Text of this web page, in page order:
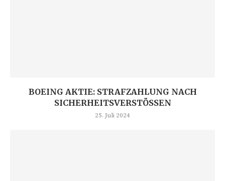
BOEING AKTIE: STRAFZAHLUNG NACH
SICHERHEITSVERSTÖSSEN
25. Juli 2024